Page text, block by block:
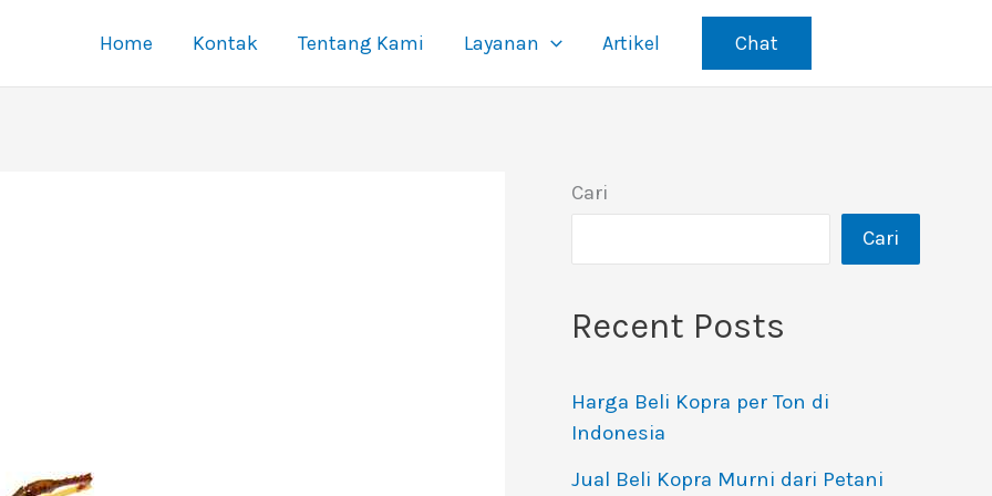
Home Kontak Tentang Kami Layanan Artikel Chat
Cari
Cari
Recent Posts
Harga Beli Kopra per Ton di
Indonesia
Jual Beli Kopra Murni dari Petani